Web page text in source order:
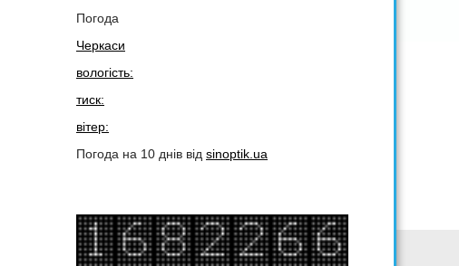
Погода
Черкаси
вологість:
тиск:
вітер:
Погода на 10 днів від sinoptik.ua